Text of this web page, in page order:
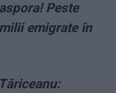
Peste
emigrate în